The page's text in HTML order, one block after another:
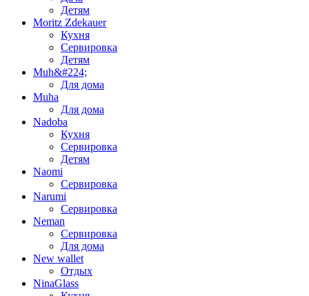
Детям
Moritz Zdekauer
Кухня
Сервировка
Детям
Muh&#224;
Для дома
Muha
Для дома
Nadoba
Кухня
Сервировка
Детям
Naomi
Сервировка
Narumi
Сервировка
Neman
Сервировка
Для дома
New wallet
Отдых
NinaGlass